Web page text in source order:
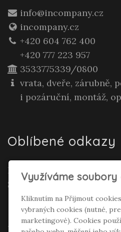
info@incompany.cz
incompany.cz
+420 604 762 400
+420 777 223 957
3533775339/0800
vrata, dveře, zárubně,
i pozáruční, montáž,
Oblíbené odkazy
Realitní makléř Gepard
Seifertová
Sociální sítě
Využíváme soubory
Kliknutím na Přijmout
vybraných cookies (nutné,
marketingové). Cookies